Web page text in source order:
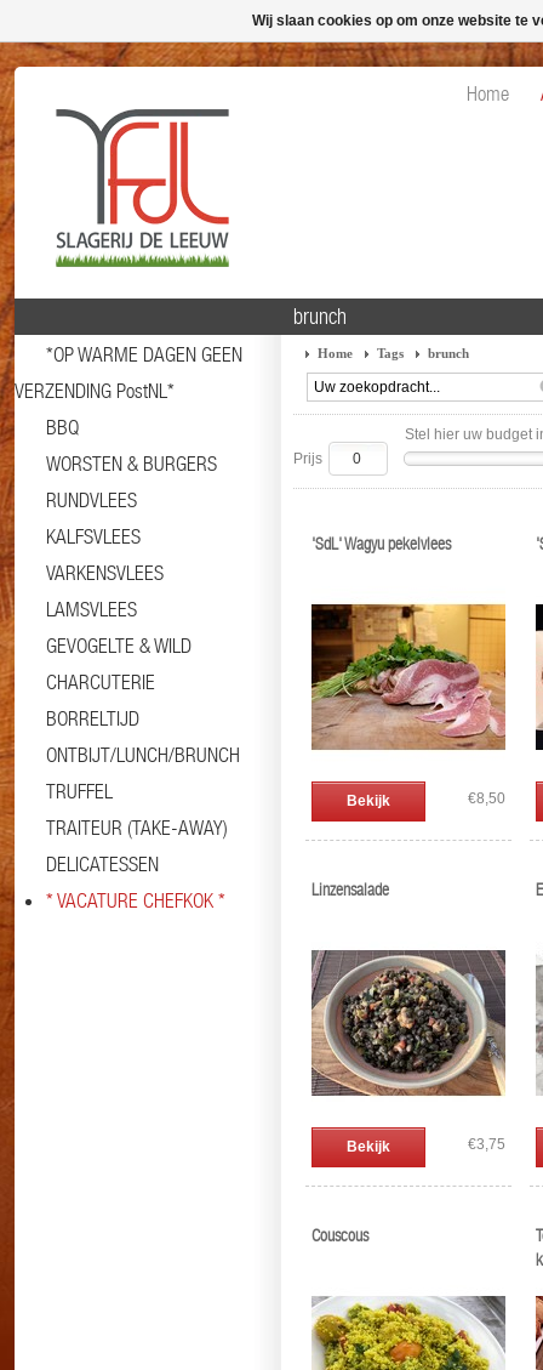
Home
*OP WARME DAGEN GEEN
VERZENDING PostNL*
BBQ
WORSTEN & BURGERS
RUNDVLEES
KALFSVLEES
VARKENSVLEES
LAMSVLEES
GEVOGELTE & WILD
CHARCUTERIE
BORRELTIJD
ONTBIJT/LUNCH/BRUNCH
TRUFFEL
TRAITEUR (TAKE-AWAY)
DELICATESSEN
* VACATURE CHEFKOK *
brunch
Home Tags brunch
Stel hier uw budget
Prijs
'SdL' Wagyu pekelvlees
Bekijk €8,50
Linzensalade
Bekijk €3,75
Couscous
Wij slaan cookies op om onze website te